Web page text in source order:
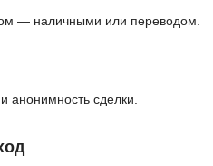
— наличными или переводом.
анонимность сделки.